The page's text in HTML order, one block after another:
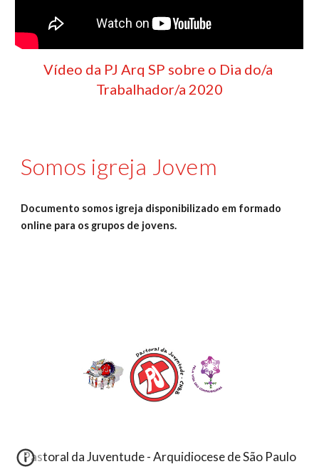
Vídeo da PJ Arq SP sobre o Dia do/a
Trabalhador/a 2020
Somos igreja Jovem
Documento somos igreja disponibilizado em formado
online para os grupos de jovens.
Pastoral da Juventude - Arquidiocese de São Paulo